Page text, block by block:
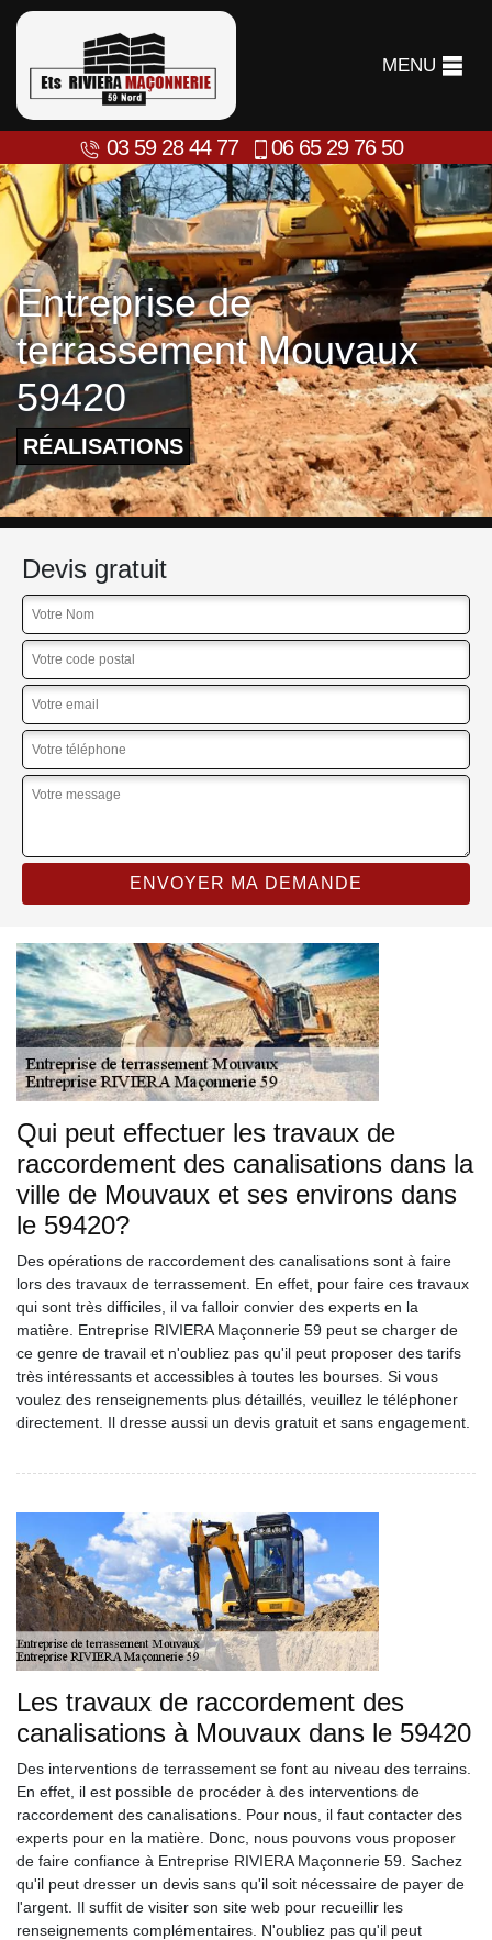
MENU
03 59 28 44 77 06 65 29 76 50
Entreprise de
terrassement Mouvaux
59420
RÉALISATIONS
Devis gratuit
Qui peut effectuer les travaux de
raccordement des canalisations dans la
ville de Mouvaux et ses environs dans
le 59420?
Des opérations de raccordement des canalisations sont à faire
lors des travaux de terrassement. En effet, pour faire ces travaux
qui sont très difficiles, il va falloir convier des experts en la
matière. Entreprise RIVIERA Maçonnerie 59 peut se charger de
ce genre de travail et n'oubliez pas qu'il peut proposer des tarifs
très intéressants et accessibles à toutes les bourses. Si vous
voulez des renseignements plus détaillés, veuillez le téléphoner
directement. Il dresse aussi un devis gratuit et sans engagement.
Les travaux de raccordement des
canalisations à Mouvaux dans le 59420
Des interventions de terrassement se font au niveau des terrains.
En effet, il est possible de procéder à des interventions de
raccordement des canalisations. Pour nous, il faut contacter des
experts pour en la matière. Donc, nous pouvons vous proposer
de faire confiance à Entreprise RIVIERA Maçonnerie 59. Sachez
qu'il peut dresser un devis sans qu'il soit nécessaire de payer de
l'argent. Il suffit de visiter son site web pour recueillir les
renseignements complémentaires. N'oubliez pas qu'il peut